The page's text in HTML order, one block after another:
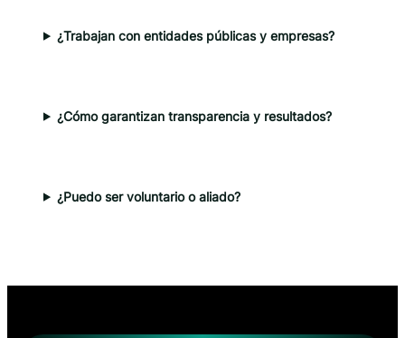
¿Trabajan con entidades públicas y empresas?
¿Cómo garantizan transparencia y resultados?
¿Puedo ser voluntario o aliado?